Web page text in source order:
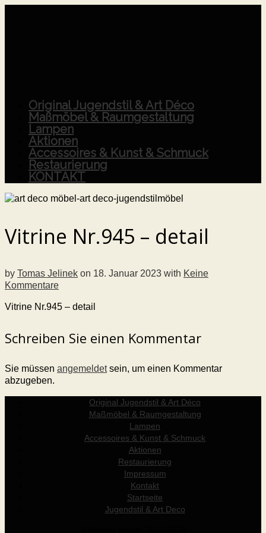
Original Jugendstil & Art Déco
Maßmöbel & Raumgestaltung
Lampen
Aktionen
Accessoires & Kunst & Schmuck
Restaurierung
KONTAKT
Vitrine Nr.945 – detail
by Tomas Jelinek on 18. Januar 2023 with Keine
Kommentare
Vitrine Nr.945 – detail
Schreiben Sie einen Kommentar
Sie müssen angemeldetsein, um einen Kommentar
abzugeben.
Original Jugendstil & Art Déco
Maßmöbel & Raumgestaltung
Lampen
Accessoires & Kunst & Schmuck
Aktionen
Restaurierung
Impressum
Kontakt
Startseite
Jugendstil & Art Deco